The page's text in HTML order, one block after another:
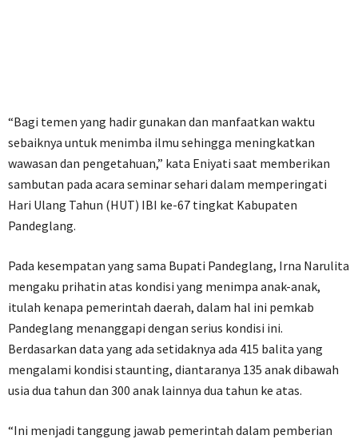
“Bagi temen yang hadir gunakan dan manfaatkan waktu
sebaiknya untuk menimba ilmu sehingga meningkatkan
wawasan dan pengetahuan,” kata Eniyati saat memberikan
sambutan pada acara seminar sehari dalam memperingati
Hari Ulang Tahun (HUT) IBI ke-67 tingkat Kabupaten
Pandeglang.
Pada kesempatan yang sama Bupati Pandeglang, Irna Narulita
mengaku prihatin atas kondisi yang menimpa anak-anak,
itulah kenapa pemerintah daerah, dalam hal ini pemkab
Pandeglang menanggapi dengan serius kondisi ini.
Berdasarkan data yang ada setidaknya ada 415 balita yang
mengalami kondisi staunting, diantaranya 135 anak dibawah
usia dua tahun dan 300 anak lainnya dua tahun ke atas.
“Ini menjadi tanggung jawab pemerintah dalam pemberian